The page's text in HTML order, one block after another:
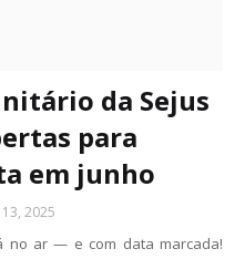
da Sejus
para
em junho
2025
no ar — e com data marcada!